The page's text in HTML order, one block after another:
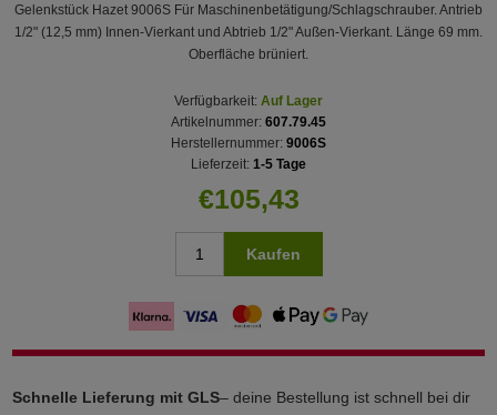
Gelenkstück Hazet 9006S Für Maschinenbetätigung/Schlagschrauber. Antrieb
1/2" (12,5 mm) Innen-Vierkant und Abtrieb 1/2" Außen-Vierkant. Länge 69 mm.
Oberfläche brüniert.
Verfügbarkeit: Auf Lager
Artikelnummer: 607.79.45
Herstellernummer: 9006S
Lieferzeit: 1-5 Tage
€105,43
Kaufen
Schnelle Lieferung mit GLS– deine Bestellung ist schnell bei dir